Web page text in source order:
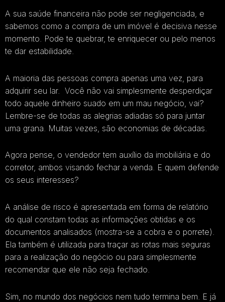
A sua saúde financeira não pode ser negligenciada, e
sabemos como a compra de um imóvel é decisiva nesse
momento. Pode te quebrar, te enriquecer ou pelo menos
te dar estabilidade.
A maioria das pessoas compra apenas uma vez, para
adquirir seu lar. Você não vai simplesmente desperdiçar
todo aquele dinheiro suado em um mau negócio, vai?
Lembre-se de todas as alegrias adiadas só para juntar
uma grana. Muitas vezes, são economias de décadas.
Agora pense, o vendedor tem auxílio da imobiliária e do
corretor, ambos visando fechar a venda. E quem defende
os seus interesses?
A análise de risco é apresentada em forma de relatório
do qual constam todas as informações obtidas e os
documentos analisados (mostra-se a cobra e o porrete).
Ela também é utilizada para traçar as rotas mais seguras
para a realização do negócio ou para simplesmente
recomendar que ele não seja fechado.
Sim, no mundo dos negócios nem tudo termina bem. E já